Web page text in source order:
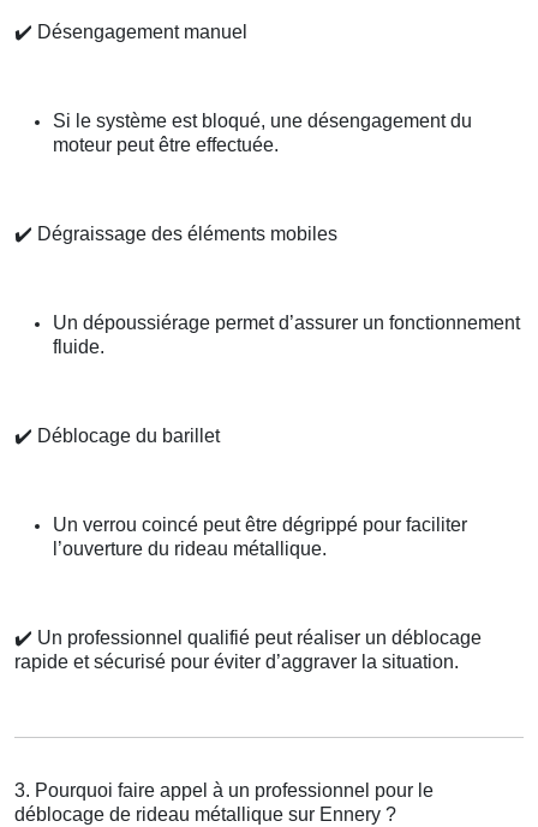
✔️ Désengagement manuel
Si le système est bloqué, une désengagement du
moteur peut être effectuée.
✔️ Dégraissage des éléments mobiles
Un dépoussiérage permet d’assurer un fonctionnement
fluide.
✔️ Déblocage du barillet
Un verrou coincé peut être dégrippé pour faciliter
l’ouverture du rideau métallique.
✔️ Un professionnel qualifié peut réaliser un déblocage
rapide et sécurisé pour éviter d’aggraver la situation.
3. Pourquoi faire appel à un professionnel pour le
déblocage de rideau métallique sur Ennery ?